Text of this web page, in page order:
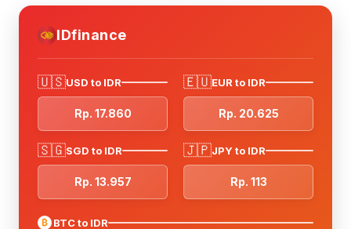
IDfinance
🇺🇸USD to IDR
Rp. 17.860
🇪🇺EUR to IDR
Rp. 20.625
🇸🇬SGD to IDR
Rp. 13.957
🇯🇵JPY to IDR
Rp. 113
₿ BTC to IDR